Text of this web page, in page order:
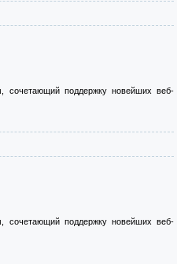
сочетающий поддержку новейших веб-
сочетающий поддержку новейших веб-